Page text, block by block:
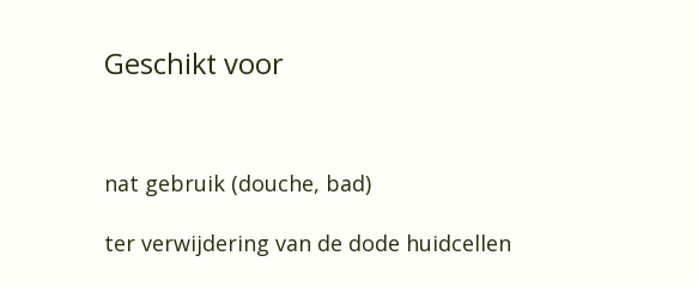
Geschikt voor
nat gebruik (douche, bad)
ter verwijdering van de dode huidcellen